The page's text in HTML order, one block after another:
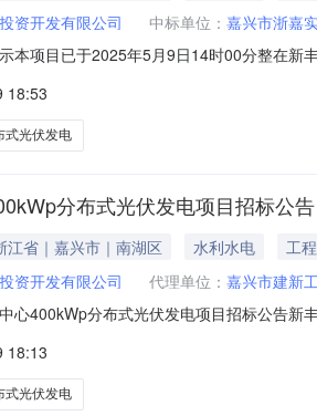
资开发有限公司 中标单位： 嘉兴市浙嘉
本项目已于2025年5月9日14时00分整在新
限公司招标代理机构嘉兴市建新工程造价
嘉兴市浙嘉
18:53
式光伏发电
分布式光伏发电项目招标公告
江省｜嘉兴市｜南湖区 水利水电
工程
资开发有限公司 代理单位： 嘉兴市建新
心400kWp分布式光伏发电项目招标公告
式光伏发电项目二、采购方式：公开招标三
分布式光伏发电
18:13
式光伏发电